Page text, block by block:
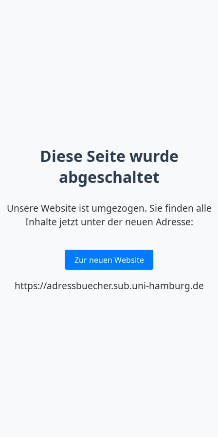
Diese Seite wurde
abgeschaltet
Unsere Website ist umgezogen. Sie finden alle
Inhalte jetzt unter der neuen Adresse:
Zur neuen Website
https://adressbuecher.sub.uni-hamburg.de